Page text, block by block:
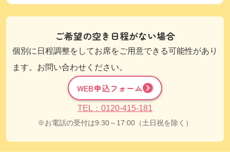
ご希望の空き日程がない場合
個別に日程調整をしてお席をご用意できる可能性があり
ます。お問い合わせください。
WEB申込フォーム
TEL：0120-415-181
お電話の受付は9:30～17:00（土日祝を除く）